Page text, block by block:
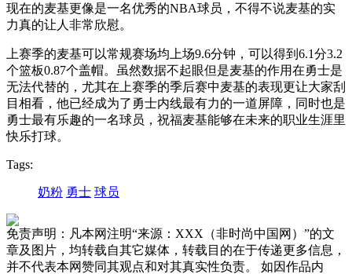
现在的麦基更像是一名优秀的NBA球员，不得不说麦基的实
力真的让人非常欣慰。
上赛季的麦基可以常规赛场均上场9.6分钟，可以得到6.1分3.2
个篮板0.87个盖帽。虽然数据不起眼但是麦基的作用在勇士是
无法代替的，尤其在上赛季的季后赛中麦基的表现更让大家刮
目相看，他已经成为了勇士内线最有力的一道屏障，同时也是
勇士最有乐趣的一名球员，祝福麦基能够在未来的职业生涯里
快乐打球。
Tags:
奶粉 勇士 球员
免责声明：凡本网注明“来源：XXX（非时尚中国网）”的文
章及图片，均转载自其它媒体，转载目的在于传递更多信息，
并不代表本网赞同其观点和对其真实性负责。 如因作品内